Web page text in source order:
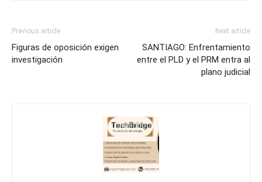
Previous article
Figuras de oposición exigen
investigación
Next article
SANTIAGO: Enfrentamiento
entre el PLD y el PRM entra al
plano judicial